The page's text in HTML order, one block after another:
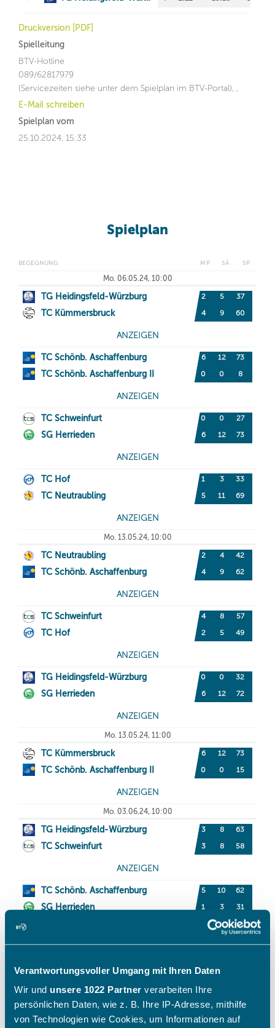
Verantwortungsvoller Umgang mit Ihren Daten
Wir und unsere 1022 Partner verarbeiten Ihre
persönlichen Daten, wie z. B. Ihre IP-Adresse, mithilfe
von Technologien wie Cookies, um Informationen auf